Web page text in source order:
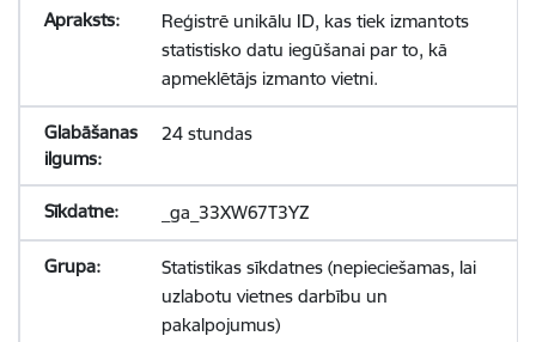
Reģistrē unikālu ID, kas tiek izmantots
statistisko datu iegūšanai par to, kā
apmeklētājs izmanto vietni.
24 stundas
_ga_33XW67T3YZ
Statistikas sīkdatnes (nepieciešamas, lai
uzlabotu vietnes darbību un
pakalpojumus)